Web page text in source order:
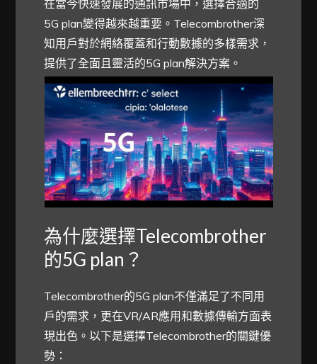
在當今快速發展的通訊市場中，選擇合適的
5G plan變得越來越重要。Telecombrother深
知用戶對於網絡覆蓋和行動數據的多樣需求，
提供了全面且靈活的5G plan解決方案。
為什麼選擇Telecombrother
的5G plan？
Telecombrother的5G plan不僅滿足了不同用
戶的需求，更在VR/AR應用和數據傳輸方面表
現出色。以下是選擇Telecombrother的關鍵優
勢：